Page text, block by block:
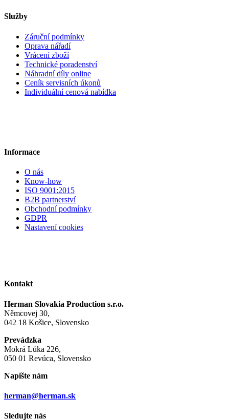
Služby
Záruční podmínky
Oprava nářadí
Vrácení zboží
Technické poradenství
Náhradní díly online
Ceník servisních úkonů
Individuální cenová nabídka
Informace
O nás
Know-how
ISO 9001:2015
B2B partnerství
Obchodní podmínky
GDPR
Nastavení cookies
Kontakt
Herman Slovakia Production s.r.o.
Němcovej 30,
042 18 Košice, Slovensko
Prevádzka
Mokrá Lúka 226,
050 01 Revúca, Slovensko
Napište nám
herman@herman.sk
Sledujte nás